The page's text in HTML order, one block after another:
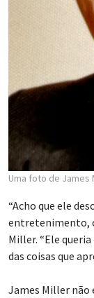
Uma foto de James
“Acho que ele
entretenimento,
Miller. “Ele
das coisas que
James Miller não